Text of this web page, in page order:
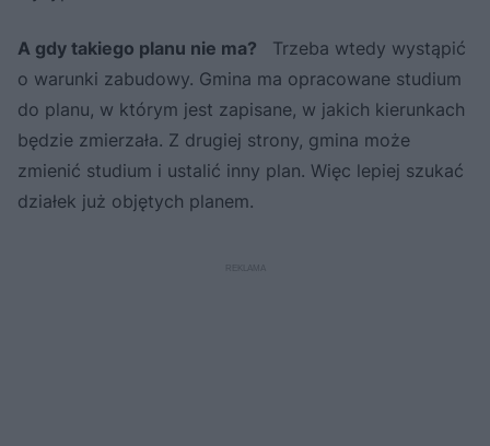
A gdy takiego planu nie ma?
Trzeba wtedy wystąpić
o warunki zabudowy. Gmina ma opracowane studium
do planu, w którym jest zapisane, w jakich kierunkach
będzie zmierzała. Z drugiej strony, gmina może
zmienić studium i ustalić inny plan. Więc lepiej szukać
działek już objętych planem.